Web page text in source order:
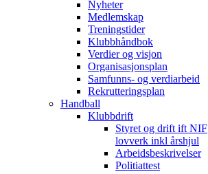
Nyheter
Medlemskap
Treningstider
Klubbhåndbok
Verdier og visjon
Organisasjonsplan
Samfunns- og verdiarbeid
Rekrutteringsplan
Handball
Klubbdrift
Styret og drift ift NIF
lovverk inkl årshjul
Arbeidsbeskrivelser
Politiattest